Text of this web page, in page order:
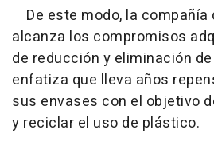
De este modo, la compañía
alcanza los compromisos
de reducción y eliminación
enfatiza que lleva años
sus envases con el objetivo
y reciclar el uso de plástico.